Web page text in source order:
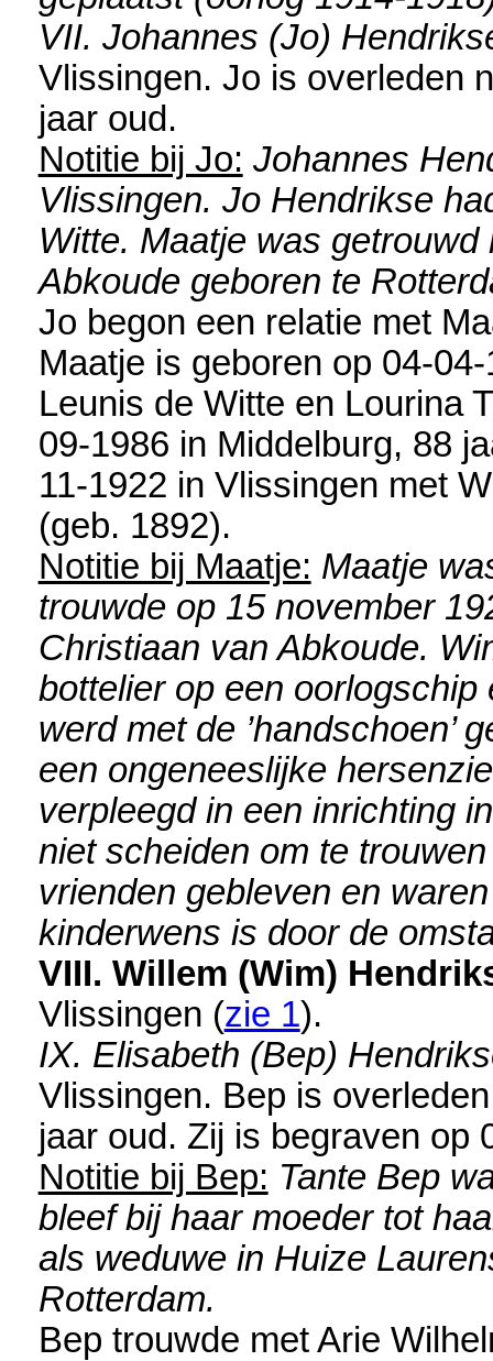
VII. Johannes (Jo)
Vlissingen. Jo is overleden
jaar oud.
Notitie bij Jo: Johannes
Vlissingen. Jo Hendrikse
Witte. Maatje was
Abkoude geboren te
Jo begon een relatie met
Maatje is geboren op 04-
Leunis de Witte en Lourina
09-1986 in Middelburg, 88
11-1922 in Vlissingen met
(geb. 1892).
Notitie bij Maatje: Maatje
trouwde op 15 november
Christiaan van Abkoude.
bottelier op een
werd met de ’handschoen’
een ongeneeslijke
verpleegd in een inrichting
niet scheiden om te
vrienden gebleven en
kinderwens is door de
VIII. Willem (Wim)
Vlissingen (zie 1).
IX. Elisabeth (Bep)
Vlissingen. Bep is
jaar oud. Zij is begraven op
Notitie bij Bep: Tante Bep
bleef bij haar moeder tot
als weduwe in Huize
Rotterdam.
Bep trouwde metArie